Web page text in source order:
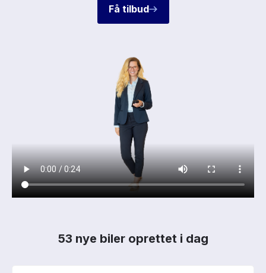
Få tilbud
53 nye biler oprettet i dag